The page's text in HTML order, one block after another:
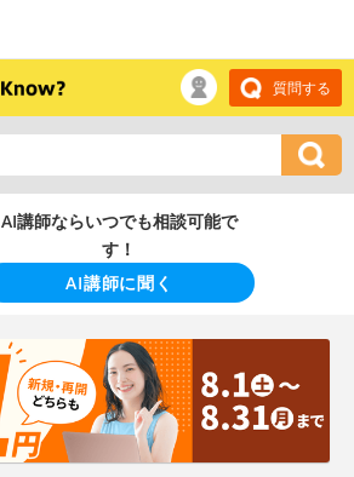
質問する
AI講師ならいつでも相談可能で
す！
AI講師に聞く